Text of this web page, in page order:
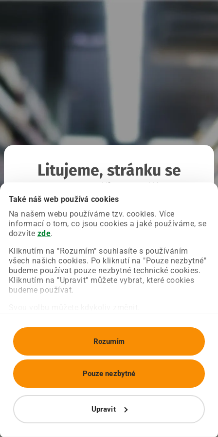
Také náš web používá cookies
Na našem webu používáme tzv. cookies. Více
informací o tom, co jsou cookies a jaké používáme, se
dozvíte zde.
Kliknutím na "Rozumím" souhlasíte s používáním
všech našich cookies. Po kliknutí na "Pouze nezbytné"
budeme používat pouze nezbytné technické cookies.
Kliknutím na "Upravit" můžete vybrat, které cookies
budeme používat.
Rozumím
Upravit
Pouze nezbytné
Litujeme, stránku se
Chyba nastala na naší straně a už ji opravujeme.
Zkuste prosím znovu načíst požadovanou stránku.
Obnovit stránku Úvodní strana